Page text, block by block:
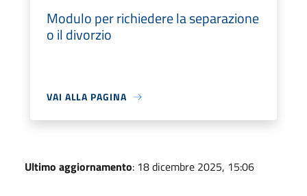
Modulo per richiedere la separazione
o il divorzio
VAI ALLA PAGINA
Ultimo aggiornamento: 18 dicembre 2025, 15:06